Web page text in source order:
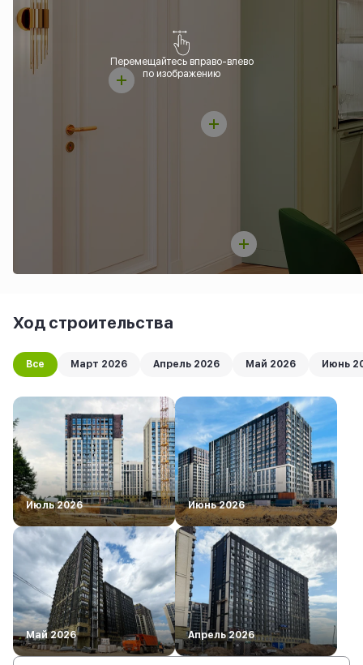
Перемещайтесь вправо-влево
по изображению
Ход строительства
Все Март 2026 Апрель 2026 Май 2026 Июнь
Июль 2026 Июнь 2026
Май 2026 Апрель 2026